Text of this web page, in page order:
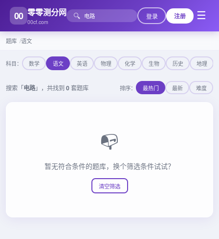
00 零零测分网
00cf.com
🔍 登录 注册 ☰
题库 语文
科目： 数学 语文 英语 物理 化学 生物 历史 地理
搜索「电路」，共找到0套题库 排序： 最热门 最新 难度
📭
暂无符合条件的题库，换个筛选条件试试？
清空筛选